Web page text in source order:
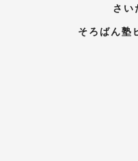
さい
そろばん塾